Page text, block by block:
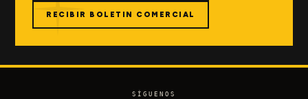
RECIBIR BOLETIN COMERCIAL
SÍGUENOS